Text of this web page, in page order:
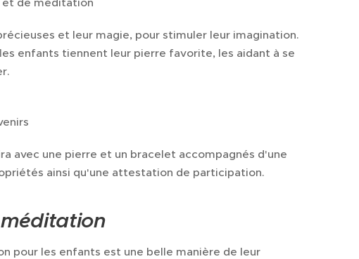
et leur magie, pour stimuler leur imagination.
enfants tiennent leur pierre favorite, les aidant à se
avec une pierre et un bracelet accompagnés d'une
ainsi qu'une attestation de participation.
pour les enfants est une belle manière de leur